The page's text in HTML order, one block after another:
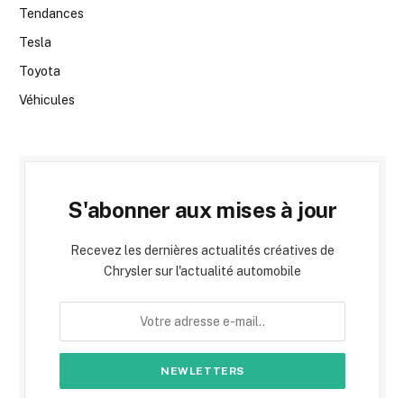
Tendances
Tesla
Toyota
Véhicules
S'abonner aux mises à jour
Recevez les dernières actualités créatives de
Chrysler sur l'actualité automobile